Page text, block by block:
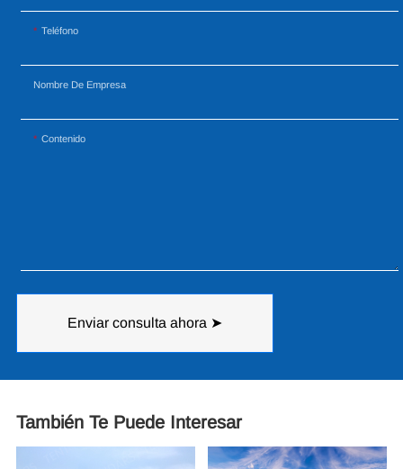
Teléfono
Nombre De Empresa
Contenido
Enviar consulta ahora ➤
También Te Puede Interesar